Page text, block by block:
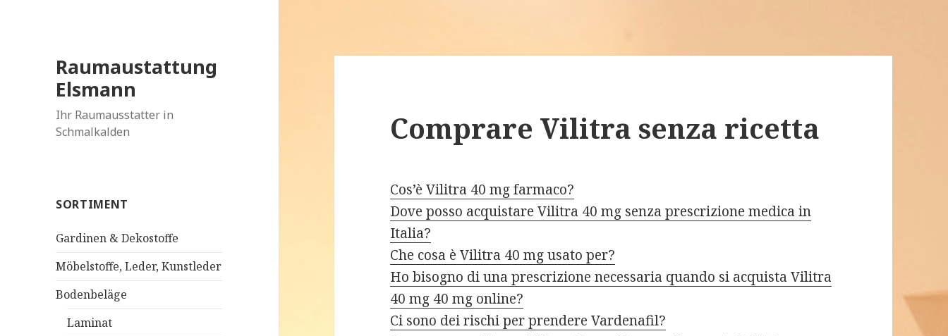
Raumaustattung
Elsmann
Ihr Raumausstatter in
Schmalkalden
SORTIMENT
Gardinen & Dekostoffe
Möbelstoffe, Leder, Kunstleder
Bodenbeläge
Laminat
Comprare Vilitra senza ricetta
Cos’è Vilitra 40 mg farmaco?
Dove posso acquistare Vilitra 40 mg senza prescrizione medica in
Italia?
Che cosa è Vilitra 40 mg usato per?
Ho bisogno di una prescrizione necessaria quando si acquista Vilitra
40 mg 40 mg online?
Ci sono dei rischi per prendere Vardenafil?